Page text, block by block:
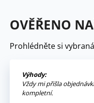
OVĚŘENO
Prohlédněte si
Výhody:
Vždy mi přišla
kompletní.